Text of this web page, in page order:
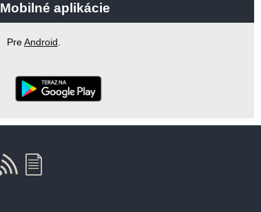
Mobilné aplikácie
PreAndroid